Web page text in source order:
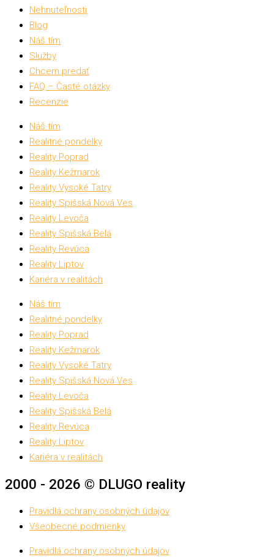
Nehnuteľnosti
Blog
Náš tím
Služby
Chcem predať
FAQ – Časté otázky
Recenzie
Náš tím
Realitné pondelky
Reality Poprad
Reality Kežmarok
Reality Vysoké Tatry
Reality Spišská Nová Ves
Reality Levoča
Reality Spišská Belá
Reality Revúca
Reality Liptov
Kariéra v realitách
Náš tím
Realitné pondelky
Reality Poprad
Reality Kežmarok
Reality Vysoké Tatry
Reality Spišská Nová Ves
Reality Levoča
Reality Spišská Belá
Reality Revúca
Reality Liptov
Kariéra v realitách
2000 - 2026 © DLUGO reality
Pravidlá ochrany osobných údajov
Všeobecné podmienky
Pravidlá ochrany osobných údajov